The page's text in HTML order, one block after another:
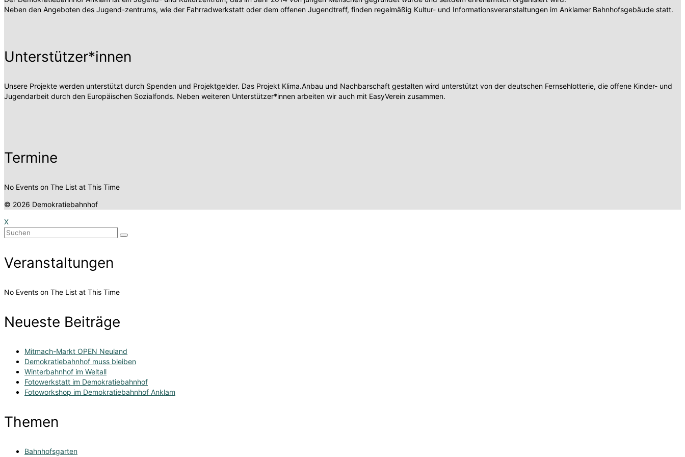
Neben den Angeboten des Jugend-zentrums, wie der Fahrradwerkstatt oder dem offenen Jugendtreff, finden regelmäßig Kultur- und Informationsveranstaltungen im Anklamer Bahnhofsgebäude statt.
Unterstützer*innen
Unsere Projekte werden unterstützt durch Spenden und Projektgelder. Das Projekt Klima.Anbau und Nachbarschaft gestalten wird unterstützt von der deutschen Fernsehlotterie, die offene Kinder- und
Jugendarbeit durch den Europäischen Sozialfonds. Neben weiteren Unterstützer*innen arbeiten wir auch mit EasyVerein zusammen.
Termine
No Events on The List at This Time
© 2026 Demokratiebahnhof
X
Suchen
Veranstaltungen
No Events on The List at This Time
Neueste Beiträge
Mitmach-Markt OPEN Neuland
Demokratiebahnhof muss bleiben
Winterbahnhof im Weltall
Fotowerkstatt im Demokratiebahnhof
Fotoworkshop im Demokratiebahnhof Anklam
Themen
Bahnhofsgarten